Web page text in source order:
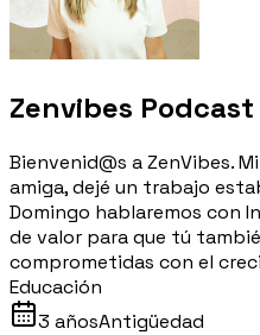
Zenvibes Podcast
Bienvenid@s a ZenVibes.
amiga, dejé un trabajo
Domingo hablaremos con
de valor para que tú
comprometidas con el
Educación
3 añosAntigüedad